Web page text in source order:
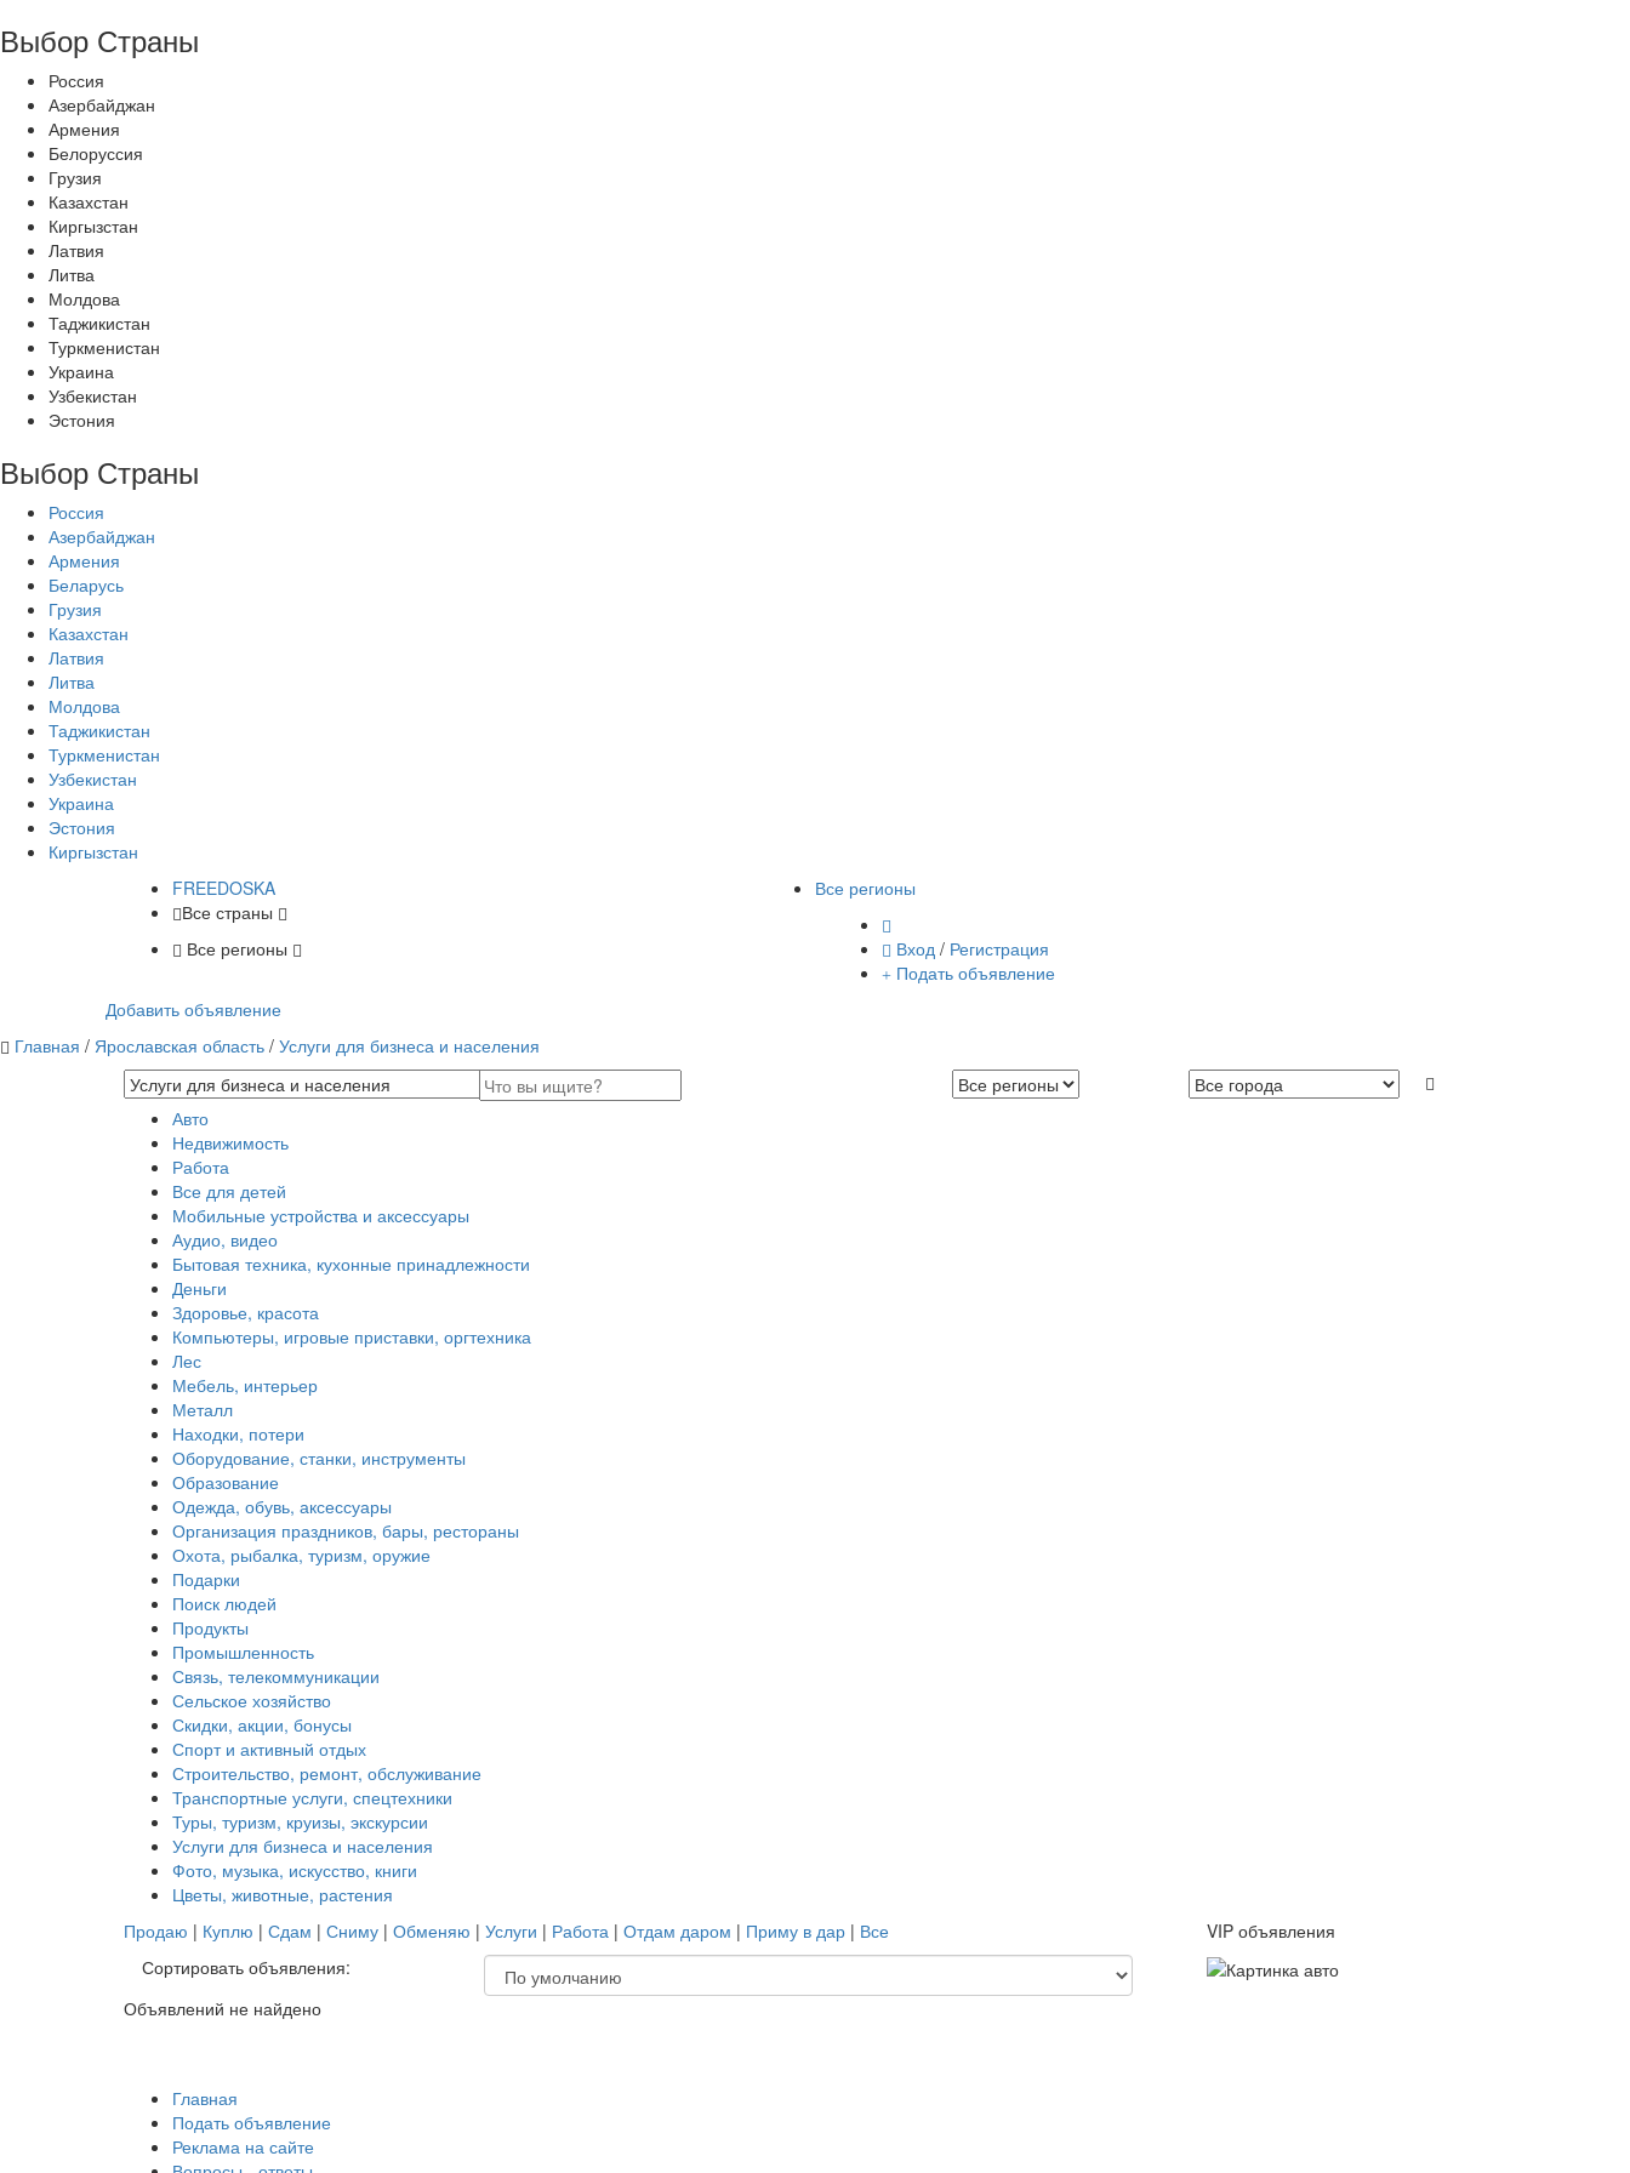
Выбор Страны
Россия
Азербайджан
Армения
Белоруссия
Грузия
Казахстан
Киргызстан
Латвия
Литва
Молдова
Таджикистан
Туркменистан
Украина
Узбекистан
Эстония
Выбор Страны
Россия
Азербайджан
Армения
Беларусь
Грузия
Казахстан
Латвия
Литва
Молдова
Таджикистан
Туркменистан
Узбекистан
Украина
Эстония
Киргызстан
FREEDOSKA
Все страны
Все регионы
Все регионы
Вход / Регистрация
Подать объявление
Добавить объявление
Главная / Ярославская область / Услуги для бизнеса и населения
Авто
Недвижимость
Работа
Все для детей
Мобильные устройства и аксессуары
Аудио, видео
Бытовая техника, кухонные принадлежности
Деньги
Здоровье, красота
Компьютеры, игровые приставки, оргтехника
Лес
Мебель, интерьер
Металл
Находки, потери
Оборудование, станки, инструменты
Образование
Одежда, обувь, аксессуары
Организация праздников, бары, рестораны
Охота, рыбалка, туризм, оружие
Подарки
Поиск людей
Продукты
Промышленность
Связь, телекоммуникации
Сельское хозяйство
Скидки, акции, бонусы
Спорт и активный отдых
Строительство, ремонт, обслуживание
Транспортные услуги, спецтехники
Туры, туризм, круизы, экскурсии
Услуги для бизнеса и населения
Фото, музыка, искусство, книги
Цветы, животные, растения
Продаю | Куплю | Сдам | Сниму | Обменяю | Услуги | Работа | Отдам даром | Приму в дар | Все
Сортировать объявления:
Объявлений не найдено
VIP объявления
Главная
Подать объявление
Реклама на сайте